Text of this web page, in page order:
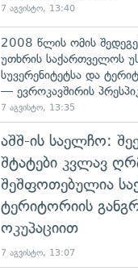
7 აგვისტო, 13:40
2008 წლის ომის
უთხრის საქართველოს
სუვერენიტეტსა და
— ევროკავშირის
7 აგვისტო, 13:35
აშშ-ის საელჩო:
შტატები კვლავ
შეშფოთებულია
ტერიტორიის
ოკუპაციით
7 აგვისტო, 13:07